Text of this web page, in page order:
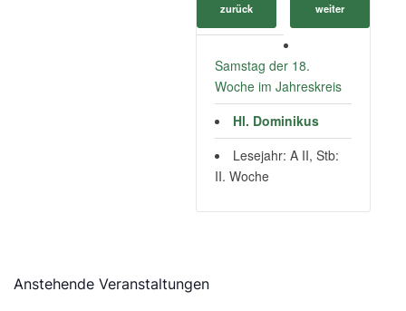
zurück weiter
Samstag der 18.
Woche im Jahreskreis
Hl. Dominikus
Lesejahr: A II, Stb:
II. Woche
Anstehende Veranstaltungen